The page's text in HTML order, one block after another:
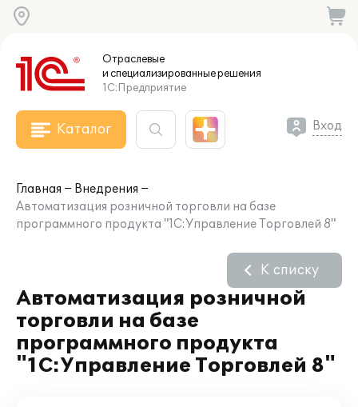
Отраслевые
и специализированныерешения
1С:Предприятие
Каталог Вход
Главная
Внедрения
Автоматизация розничной торговли на базе
программного продукта "1С:Управление Торговлей 8"
Автоматизация розничной
торговли на базе
программного продукта
"1С:Управление Торговлей 8"
К списку